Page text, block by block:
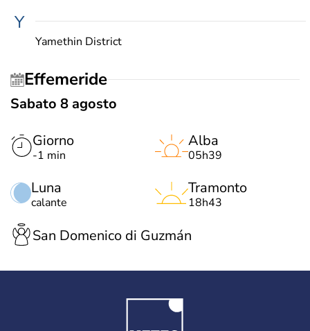
Y
Yamethin District
Effemeride
Sabato 8 agosto
Giorno
-1 min
Luna
calante
Alba
05h39
Tramonto
18h43
San Domenico di Guzmán